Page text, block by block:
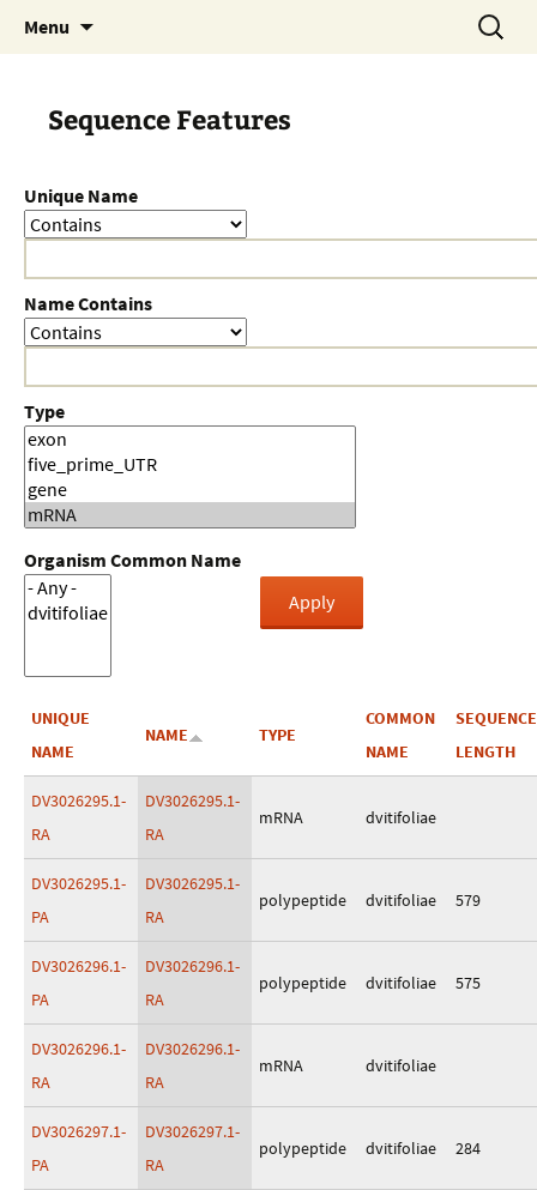
Menu
Search
for:
Sequence Features
Unique Name
Name Contains
Type
Organism Common Name
UNIQUE
NAME
NAME TYPE
COMMON
NAME
SEQUENCE
LENGTH
DV3026295.1-
RA
DV3026295.1-
RA
mRNA dvitifoliae
DV3026295.1-
PA
DV3026295.1-
RA
polypeptide dvitifoliae 579
DV3026296.1-
PA
DV3026296.1-
RA
polypeptide dvitifoliae 575
DV3026296.1-
RA
DV3026296.1-
RA
mRNA dvitifoliae
DV3026297.1-
PA
DV3026297.1-
RA
polypeptide dvitifoliae 284